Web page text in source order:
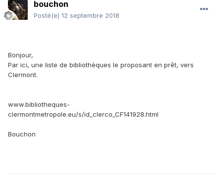
bouchon
Posté(e) 12 septembre 2018
Bonjour,
Par ici, une liste de bibliothèques le proposant en prêt, vers
Clermont.
www.bibliotheques-
clermontmetropole.eu/s/id_clerco_CF141928.html
Bouchon